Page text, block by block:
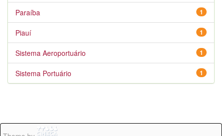
1
Paraíba
1
Piauí
1
Sistema Aeroportuário
1
Sistema Portuário